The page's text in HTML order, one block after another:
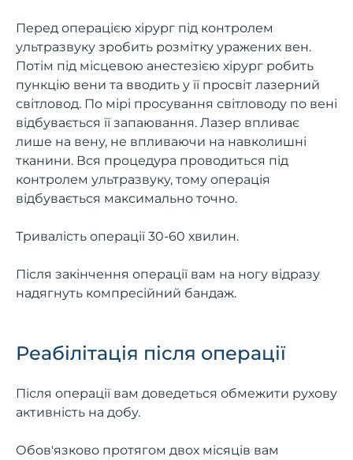
Перед операцією хірург під контролем
ультразвуку зробить розмітку уражених вен.
Потім під місцевою анестезією хірург робить
пункцію вени та вводить у її просвіт лазерний
світловод. По мірі просування світловоду по вені
відбувається її запаювання. Лазер впливає
лише на вену, не впливаючи на навколишні
тканини. Вся процедура проводиться під
контролем ультразвуку, тому операція
відбувається максимально точно.
Тривалість операції 30-60 хвилин.
Після закінчення операції вам на ногу відразу
надягнуть компресійний бандаж.
Реабілітація після операції
Після операції вам доведеться обмежити рухову
активність на добу.
Обов'язково протягом двох місяців вам